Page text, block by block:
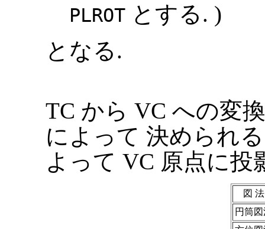
PLROTとする. )
となる.
TC から VC への変
によって 決められ
よって VC 原点に投
図 法
円筒図